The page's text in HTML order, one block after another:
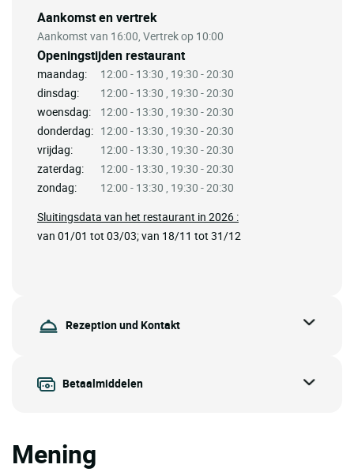
Aankomst en vertrek
Aankomst van 16:00, Vertrek op 10:00
Openingstijden restaurant
maandag:
12:00 - 13:30 , 19:30 - 20:30
dinsdag:
12:00 - 13:30 , 19:30 - 20:30
woensdag:
12:00 - 13:30 , 19:30 - 20:30
donderdag: 12:00 - 13:30 , 19:30 - 20:30
vrijdag:
12:00 - 13:30 , 19:30 - 20:30
zaterdag:
12:00 - 13:30 , 19:30 - 20:30
zondag:
12:00 - 13:30 , 19:30 - 20:30
Sluitingsdata van het restaurant in 2026 :
van 01/01 tot 03/03; van 18/11 tot 31/12
Rezeption und Kontakt
Betaalmiddelen
Mening